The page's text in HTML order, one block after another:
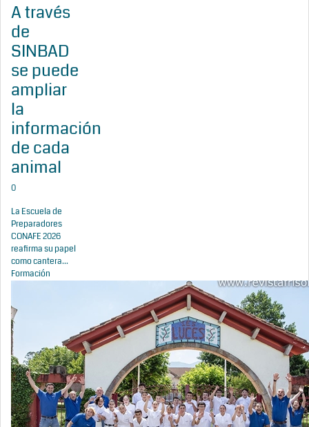
A través
de
SINBAD
se puede
ampliar
la
información
de cada
animal
0
La Escuela de
Preparadores
CONAFE 2026
reafirma su papel
como cantera...
Formación